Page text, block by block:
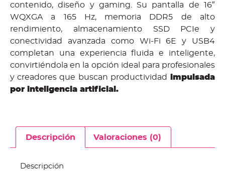
contenido, diseño y gaming. Su pantalla de 16″
WQXGA a 165 Hz, memoria DDR5 de alto
rendimiento, almacenamiento SSD PCIe y
conectividad avanzada como Wi-Fi 6E y USB4
completan una experiencia fluida e inteligente,
convirtiéndola en la opción ideal para profesionales
y creadores que buscan productividad impulsada
por inteligencia artificial.
Descripción Valoraciones (0)
Descripción